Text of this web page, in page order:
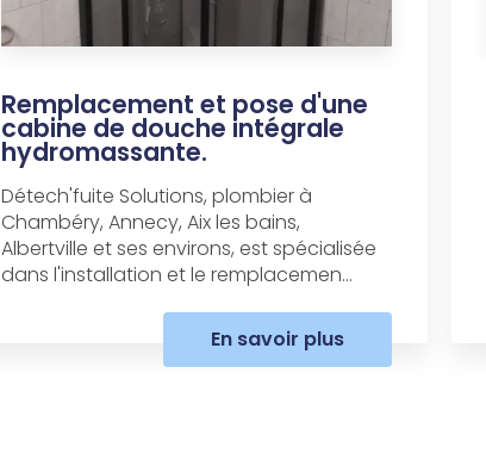
Remplacement et pose d'une
cabine de douche intégrale
hydromassante.
Détech'fuite Solutions, plombier à
Chambéry, Annecy, Aix les bains,
Albertville et ses environs, est spécialisée
dans l'installation et le remplacemen...
En savoir plus